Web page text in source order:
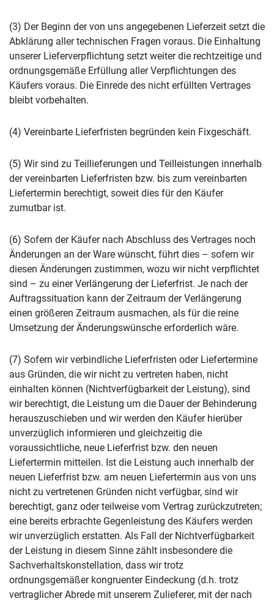
(3) Der Beginn der von uns angegebenen Lieferzeit setzt die
Abklärung aller technischen Fragen voraus. Die Einhaltung
unserer Lieferverpflichtung setzt weiter die rechtzeitige und
ordnungsgemäße Erfüllung aller Verpflichtungen des
Käufers voraus. Die Einrede des nicht erfüllten Vertrages
bleibt vorbehalten.
(4) Vereinbarte Lieferfristen begründen kein Fixgeschäft.
(5) Wir sind zu Teillieferungen und Teilleistungen innerhalb
der vereinbarten Lieferfristen bzw. bis zum vereinbarten
Liefertermin berechtigt, soweit dies für den Käufer
zumutbar ist.
(6) Sofern der Käufer nach Abschluss des Vertrages noch
Änderungen an der Ware wünscht, führt dies – sofern wir
diesen Änderungen zustimmen, wozu wir nicht verpflichtet
sind – zu einer Verlängerung der Lieferfrist. Je nach der
Auftragssituation kann der Zeitraum der Verlängerung
einen größeren Zeitraum ausmachen, als für die reine
Umsetzung der Änderungswünsche erforderlich wäre.
(7) Sofern wir verbindliche Lieferfristen oder Liefertermine
aus Gründen, die wir nicht zu vertreten haben, nicht
einhalten können (Nichtverfügbarkeit der Leistung), sind
wir berechtigt, die Leistung um die Dauer der Behinderung
herauszuschieben und wir werden den Käufer hierüber
unverzüglich informieren und gleichzeitig die
voraussichtliche, neue Lieferfrist bzw. den neuen
Liefertermin mitteilen. Ist die Leistung auch innerhalb der
neuen Lieferfrist bzw. am neuen Liefertermin aus von uns
nicht zu vertretenen Gründen nicht verfügbar, sind wir
berechtigt, ganz oder teilweise vom Vertrag zurückzutreten;
eine bereits erbrachte Gegenleistung des Käufers werden
wir unverzüglich erstatten. Als Fall der Nichtverfügbarkeit
der Leistung in diesem Sinne zählt insbesondere die
Sachverhaltskonstellation, dass wir trotz
ordnungsgemäßer kongruenter Eindeckung (d.h. trotz
vertraglicher Abrede mit unserem Zulieferer, mit der nach